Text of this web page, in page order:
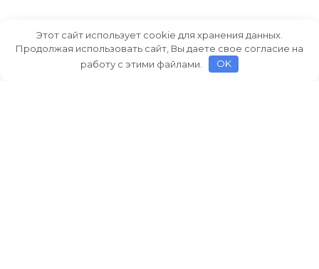
Этот сайт использует cookie для хранения данных.
Продолжая использовать сайт, Вы даете свое согласие на
работу с этими файлами.
OK